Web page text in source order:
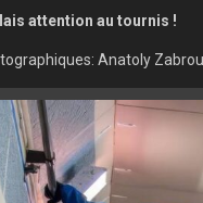
attention au tournis !
Anatoly